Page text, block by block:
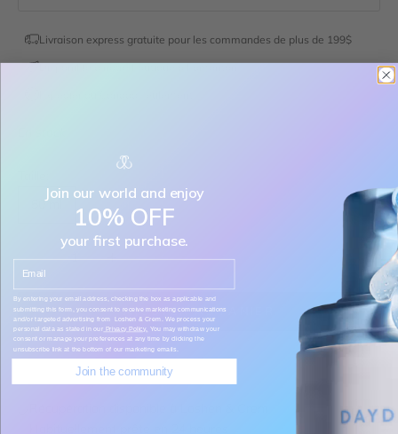
Livraison express gratuite pour les commandes de plus de 199$
Disponible à notre boutique d'Edmonton
50 ml
Diminuer la quantitéDiminuer la quantité
AJOUTER AU PANIER
Join our world and enjoy
10% OFF
your first purchase.
Email
By entering your email address, checking the box as applicable and
submitting this form, you consent to receive marketing communications
and/or targeted advertising from Loshen & Crem. We process your
personal data as stated in ourPrivacy Policy. You may withdraw your
consent or manage your preferences at any time by clicking the
unsubscribe link at the bottom of our marketing emails.
Join the community